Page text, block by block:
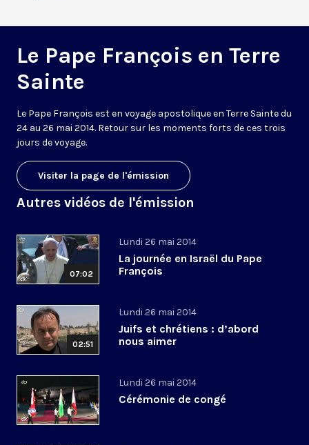
Le Pape François en Terre
Sainte
Le Pape François est en voyage apostolique en Terre Sainte du
24 au 26 mai 2014. Retour sur les moments forts de ces trois
jours de voyage.
Visiter la page de l'émission
Autres vidéos de l'émission
07:02
Lundi 26 mai 2014
La journée en Israël du Pape
François
02:51
Lundi 26 mai 2014
Juifs et chrétiens : d’abord
nous aimer
Lundi 26 mai 2014
Cérémonie de congé